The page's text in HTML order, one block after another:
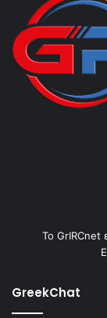
Το GrIRCnet
GreekChat